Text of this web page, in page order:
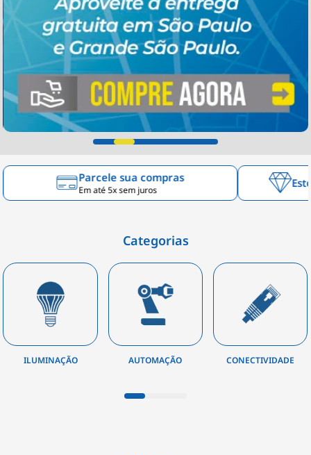
Parcele sua compras
Em até 5x sem juros
Categorias
AUTOMAÇÃO CONECTIVIDADE INSTALAÇÃO